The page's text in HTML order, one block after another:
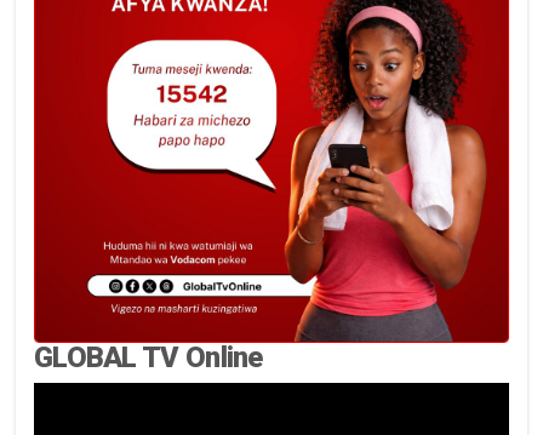
GLOBAL TV Online